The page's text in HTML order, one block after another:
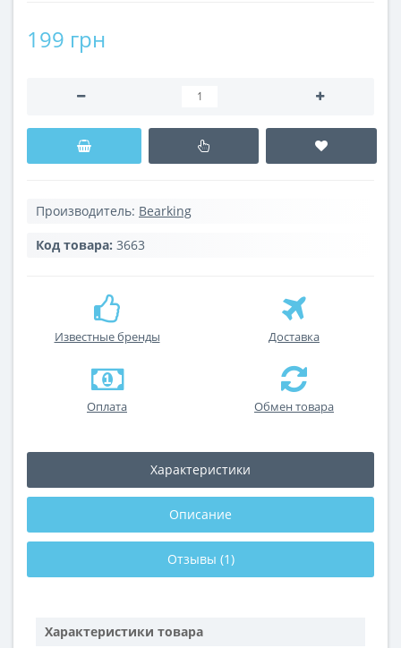
199 грн
Производитель: Bearking
Код товара: 3663
Известные бренды Доставка
Оплата Обмен товара
Характеристики
Описание
Отзывы (1)
Характеристики товара